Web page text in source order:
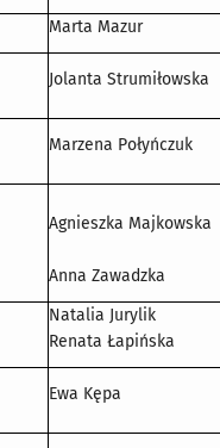
Marta Mazur
Jolanta Strumiłowska
Marzena Połyńczuk
Agnieszka Majkowska
Anna Zawadzka
Natalia Jurylik
Renata Łapińska
Ewa Kępa